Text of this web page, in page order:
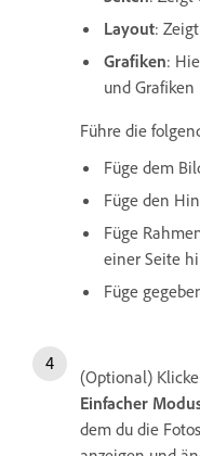
Layout:
Grafiken:
und
Führe die
Füge dem
Füge den
Füge
einer Seite
Füge
(Optional)
Einfacher
dem du die